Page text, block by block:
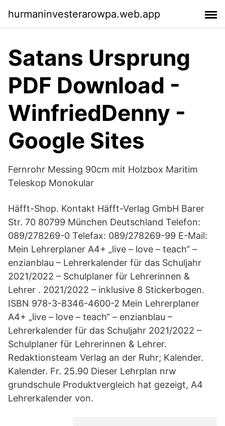
hurmaninvesterarowpa.web.app
Satans Ursprung
PDF Download -
WinfriedDenny -
Google Sites
Fernrohr Messing 90cm mit Holzbox Maritim
Teleskop Monokular
Häfft-Shop. Kontakt Häfft-Verlag GmbH Barer
Str. 70 80799 München Deutschland Telefon:
089/278269-0 Telefax: 089/278269-99 E-Mail:
Mein Lehrerplaner A4+ „live – love – teach“ –
enzianblau – Lehrerkalender für das Schuljahr
2021/2022 – Schulplaner für Lehrerinnen &
Lehrer . 2021/2022 – inklusive 8 Stickerbogen.
ISBN 978-3-8346-4600-2 Mein Lehrerplaner
A4+ „live – love – teach“ – enzianblau –
Lehrerkalender für das Schuljahr 2021/2022 –
Schulplaner für Lehrerinnen & Lehrer.
Redaktionsteam Verlag an der Ruhr; Kalender.
Kalender. Fr. 25.90 Dieser Lehrplan nrw
grundschule Produktvergleich hat gezeigt, A4
Lehrerkalender von.